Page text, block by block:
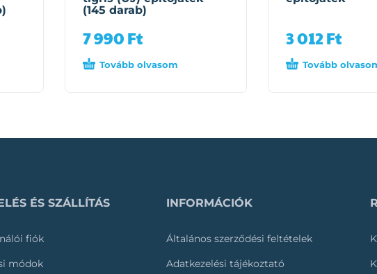
(145 darab)
7 990Ft
Tovább olvasom
3 012Ft
Tovább
ÉS SZÁLLÍTÁS
fiók
módok
INFORMÁCIÓK
Általános szerződési feltételek
Adatkezelési tájékoztató